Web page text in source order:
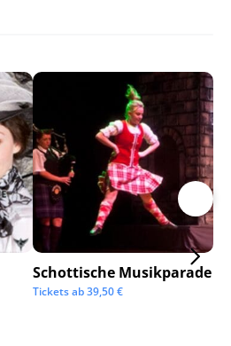
Schottische Musikparade
Tickets ab39,50€